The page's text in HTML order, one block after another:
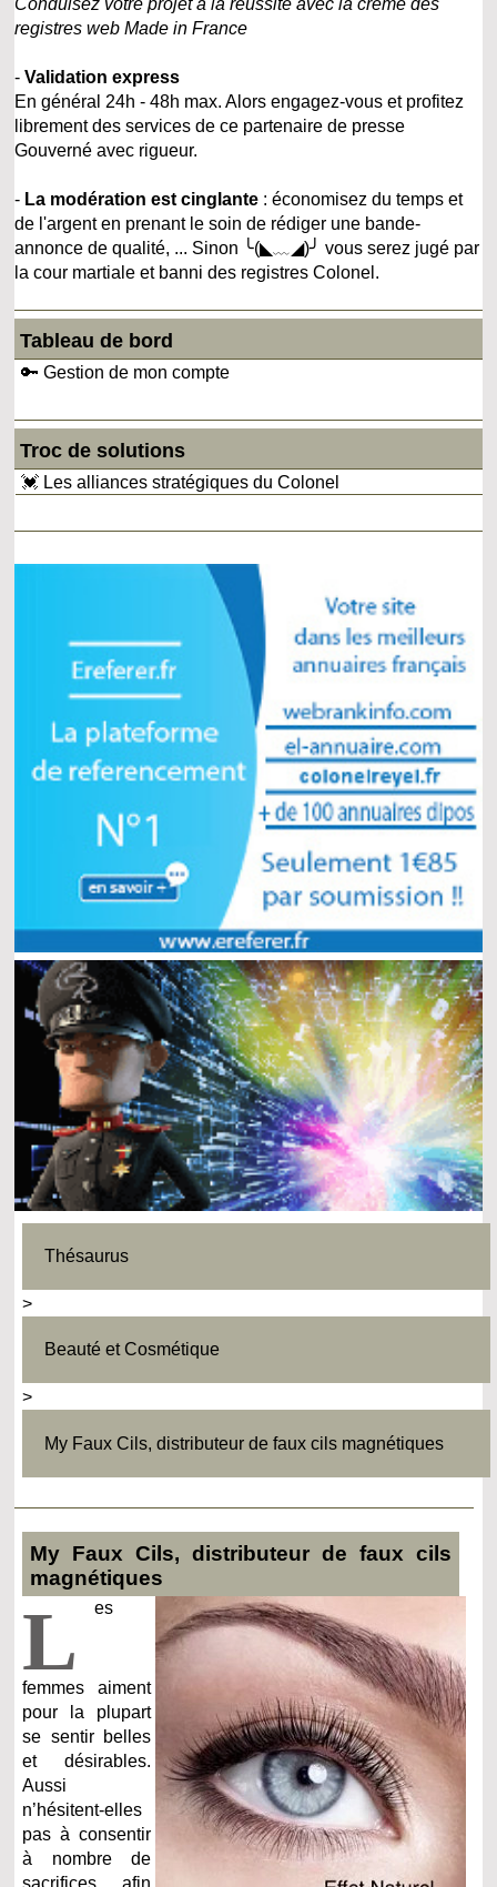
registres web Made in France
-Validation express
En général 24h - 48h max. Alors engagez-vous et profitez
librement des services de ce partenaire de presse
Gouverné avec rigueur.
- La modération est cinglante : économisez du temps et
de l'argent en prenant le soin de rédiger une bande-
annonce de qualité, ... Sinon ╰(◣﹏◢)╯ vous serez jugé par
la cour martiale et banni des registres Colonel.
Tableau de bord
🔑 Gestion de mon compte
Troc de solutions
💓 Les alliances stratégiques du Colonel
Thésaurus
>
Beauté et Cosmétique
>
My Faux Cils, distributeur de faux cils magnétiques
My Faux Cils, distributeur de faux cils
magnétiques
L es
femmes aiment
pour la plupart
se sentir belles
et désirables.
Aussi
n’hésitent-elles
pas à consentir
à nombre de
sacrifices afin